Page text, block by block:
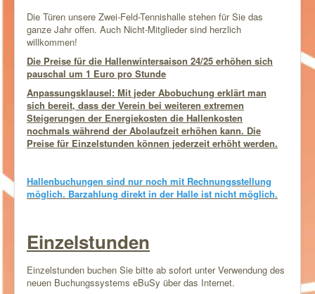
Die Türen unsere Zwei-Feld-Tennishalle stehen für Sie das
ganze Jahr offen. Auch Nicht-Mitglieder sind herzlich
willkommen!
Die Preise für die Hallenwintersaison 24/25 erhöhen sich
pauschal um 1 Euro pro Stunde
Anpassungsklausel: Mit jeder Abobuchung erklärt man
sich bereit, dass der Verein bei weiteren extremen
Steigerungen der Energiekosten die Hallenkosten
nochmals während der Abolaufzeit erhöhen kann. Die
Preise für Einzelstunden können jederzeit erhöht werden.
Hallenbuchungen sind nur noch mit Rechnungsstellung
möglich. Barzahlung direkt in der Halle ist nicht möglich.
Einzelstunden
Einzelstunden buchen Sie bitte ab sofort unter Verwendung des
neuen Buchungssystems eBuSy über das Internet.